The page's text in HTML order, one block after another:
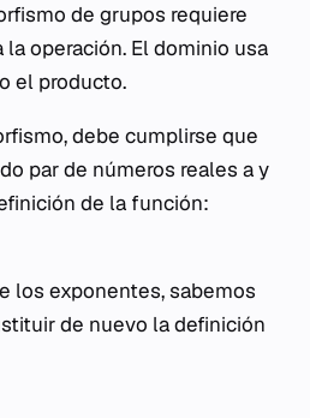
de grupos requiere
operación. El dominio usa
el producto.
debe cumplirse que
par de números reales a y
de la función:
los exponentes, sabemos
de nuevo la definición